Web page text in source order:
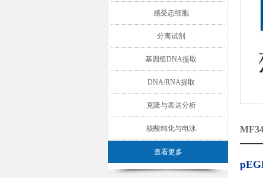
感受态细胞
分离试剂
基因组DNA提取
DNA/RNA提取
克隆与表达分析
核酸纯化与电泳
查看更多